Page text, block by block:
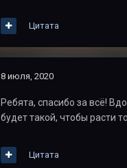
Цитата
8 июля, 2020
Ребята, спасибо за всё!
будет такой, чтобы расти
Цитата